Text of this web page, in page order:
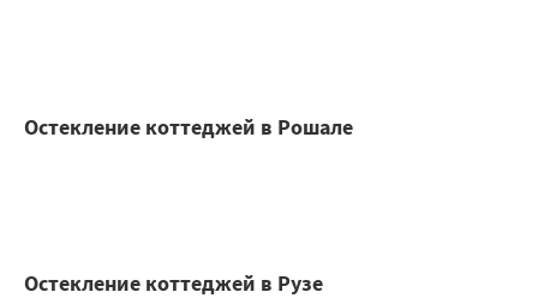
Остекление коттеджей в Рошале
Остекление коттеджей в Рузе